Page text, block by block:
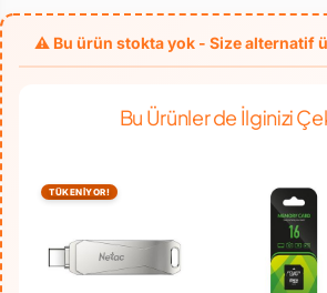
Bu Ürünler de İlginizi
TÜKENİYOR!